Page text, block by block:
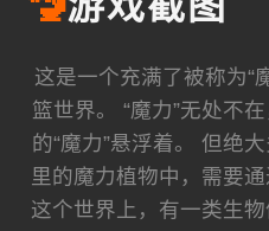
游戏截图
这是一个充满了被称为“
篮世界。 “魔力”无处不
的“魔力”悬浮着。 但绝
里的魔力植物中，需要
这个世界上，有一类生